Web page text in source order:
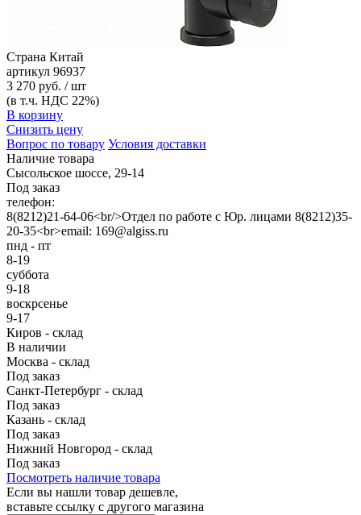
Страна Китай
артикул 96937
3 270 руб. / шт
(в т.ч. НДС 22%)
В корзину
Снизить цену
Вопрос по товару Условия доставки
Наличие товара
Сысольское шоссе, 29-14
Под заказ
телефон:
8(8212)21-64-06<br/>Отдел по работе с Юр. лицами 8(8212)35-
20-35<br>email: 169@algiss.ru
пнд - пт
8-19
суббота
9-18
воскрсенье
9-17
Киров - склад
В наличии
Москва - склад
Под заказ
Санкт-Петербург - склад
Под заказ
Казань - склад
Под заказ
Нижний Новгород - склад
Под заказ
Посмотреть наличие товара
Если вы нашли товар дешевле,
вставьте ссылку с другого магазина